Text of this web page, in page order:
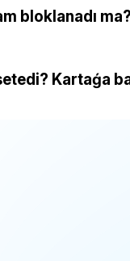
bloklanadı ma?
Kartaǵa